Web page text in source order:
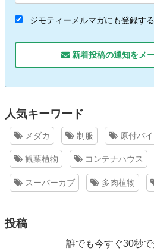
ジモティーメルマガにも登録する
新着投稿の通知をメ
人気キーワード
メダカ 制服 原付バイ
観葉植物 コンテナハウス
スーパーカブ 多肉植物
投稿
誰でも今すぐ30秒